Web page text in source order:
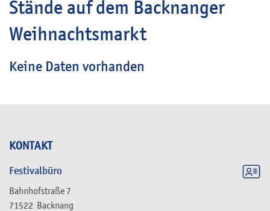
KONTAKT
Festivalbüro
Bahnhofstraße 7
71522 Backnang
Stände auf dem Backnanger
Weihnachtsmarkt
Keine Daten vorhanden